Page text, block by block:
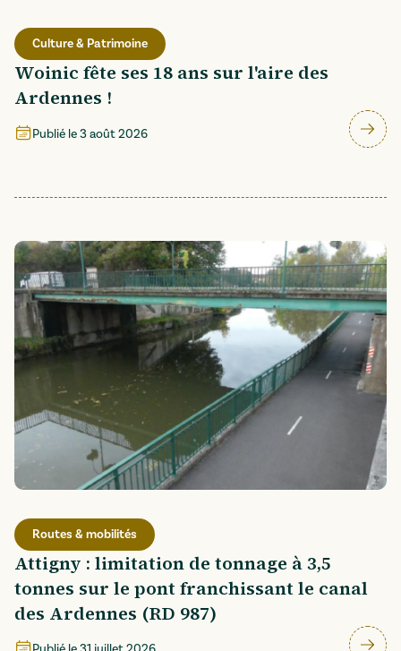
Culture & Patrimoine
Woinic fête ses 18 ans sur l'aire des
Ardennes !
Publié le3 août 2026
Routes & mobilités
Attigny : limitation de tonnage à 3,5
tonnes sur le pont franchissant le canal
des Ardennes (RD 987)